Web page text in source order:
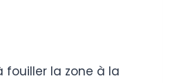
fouiller la zone à la